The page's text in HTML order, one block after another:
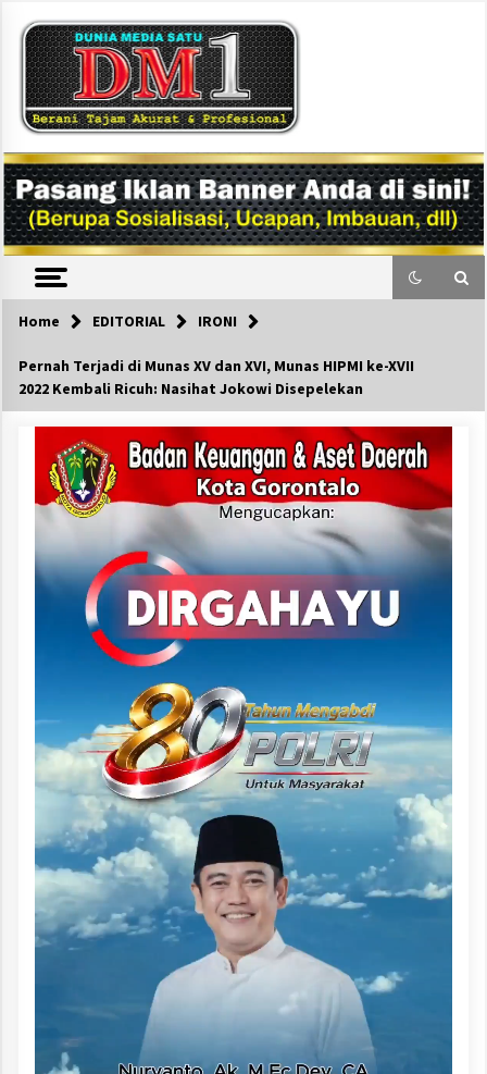
content
DM1
Home EDITORIAL IRONI
Pernah Terjadi di Munas XV dan XVI, Munas HIPMI ke-XVII
2022 Kembali Ricuh: Nasihat Jokowi Disepelekan